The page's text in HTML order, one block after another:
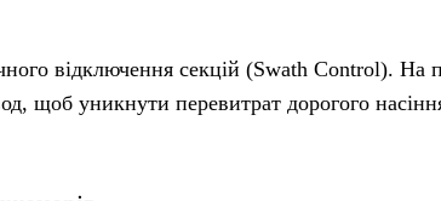
відключення секцій (Swath Control). На
щоб уникнути перевитрат дорогого